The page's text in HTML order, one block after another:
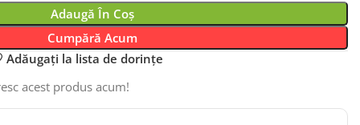
Adaugă În Coș
Cumpără Acum
Adăugați la lista de dorințe
acest produs acum!